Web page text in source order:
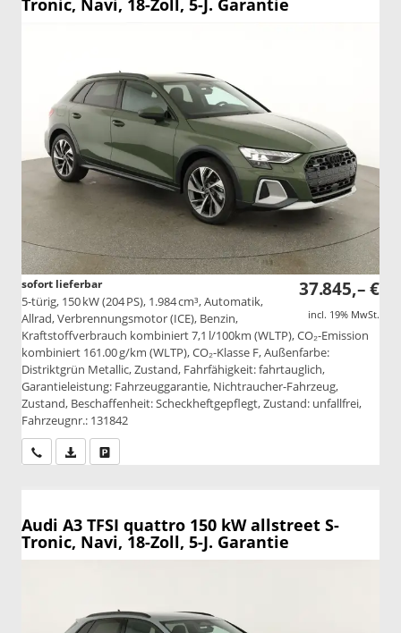
37.845,– €
incl. 19% MwSt.
sofort lieferbar
5-türig, 150 kW (204 PS), 1.984 cm³, Automatik,
Allrad, Verbrennungsmotor (ICE), Benzin,
Kraftstoffverbrauch kombiniert 7,1 l/100km (WLTP), CO₂-Emission
kombiniert 161.00 g/km (WLTP), CO₂-Klasse F, Außenfarbe:
Distriktgrün Metallic, Zustand, Fahrfähigkeit: fahrtauglich,
Garantieleistung: Fahrzeuggarantie, Nichtraucher-Fahrzeug,
Zustand, Beschaffenheit: Scheckheftgepflegt, Zustand: unfallfrei,
Fahrzeugnr.: 131842
Wir rufen Sie anPDF-Datei, Fahrzeugexposé drucken
Audi A3 TFSI quattro 150 kW allstreet S-
Tronic, Navi, 18-Zoll, 5-J. Garantie